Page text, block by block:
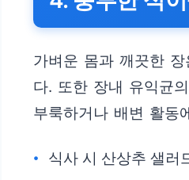
가벼운 몸과 깨끗한
다. 또한 장내 유익균
부룩하거나 배변 활동
식사 시 산상추 샐러